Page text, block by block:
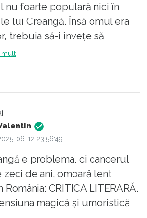
nu foarte populară nici în
lui Creangă. Însă omul era
trebuia să-i învețe să
și avea o aversiune
extraodinar. Avea o inimă
hâtru, plin de povești și
maxim. Era învățătorul
luăm spiritul lui bun și să-l
prin exerciții care să le
imaginația - cum încerca și
- noi îi aruncăm de
mort al criticii literare,
mult
06-12 23:56:49
e problema, ci cancerul
zeci de ani, omoară lent
România: CRITICA LITERARĂ.
magică și umoristică